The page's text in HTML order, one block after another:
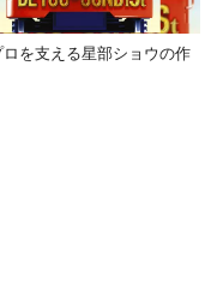
を支える星部ショウの作